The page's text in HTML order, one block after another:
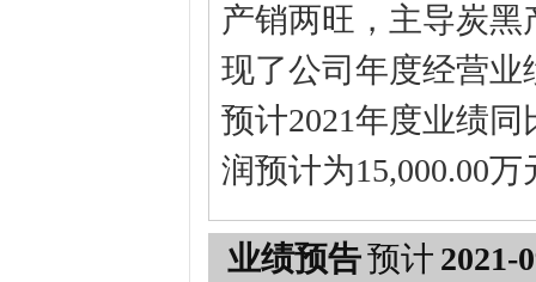
产销两旺，主导炭
现了公司年度经营
预计2021年度业绩
润预计为15,000.00
业绩预告预计 2021-